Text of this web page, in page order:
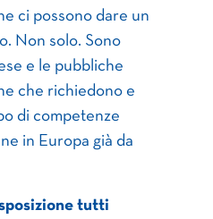
ci possono dare un
Non solo. Sono
e le pubbliche
che richiedono e
di competenze
in Europa già da
tutti